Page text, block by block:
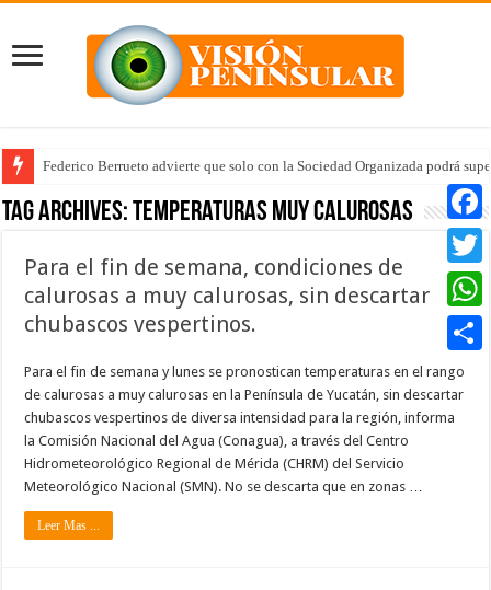
Federico Berrueto advierte que solo con la Sociedad Organizada podrá
Arrancan la tercera etapa de Médico 24/7
Tag Archives:temperaturas muy calurosas
Para el fin de semana, condiciones de
calurosas a muy calurosas, sin descartar
chubascos vespertinos.
Para el fin de semana y lunes se pronostican temperaturas en el rango
de calurosas a muy calurosas en la Península de Yucatán, sin descartar
chubascos vespertinos de diversa intensidad para la región, informa
la Comisión Nacional del Agua (Conagua), a través del Centro
Hidrometeorológico Regional de Mérida (CHRM) del Servicio
Meteorológico Nacional (SMN). No se descarta que en zonas …
Leer Mas ...
Twitter